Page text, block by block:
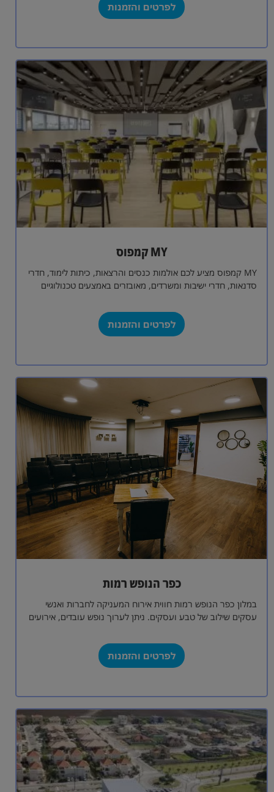
לפרטים והזמנות
MY קמפוס
MY קמפוס מציע לכם אולמות כנסים והרצאות, כיתות לימוד, חדרי
סדנאות, חדרי ישיבות ומשרדים, מאובזרים באמצעים טכנולוגיים
לפרטים והזמנות
כפר הנופש רמות
במלון כפר הנופש רמות חווית אירוח המעניקה לחברות ואנשי
עסקים שילוב של טבע ועסקים. ניתן לערוך נופש עובדים, אירועים
לפרטים והזמנות